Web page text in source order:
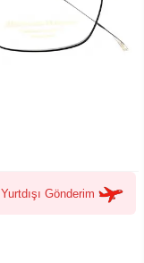
Yurtdışı Gönderim